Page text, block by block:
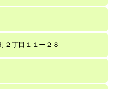
２丁目１１ー２８